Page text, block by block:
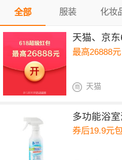
全部 服装 化妆
天猫、京
最高26888元
天猫
多功能浴室
券后19.9元